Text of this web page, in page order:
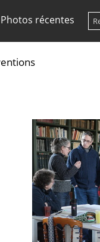
Photos récentes